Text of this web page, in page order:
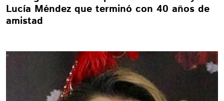
Lucía Méndez que terminó con 40 años de
amistad